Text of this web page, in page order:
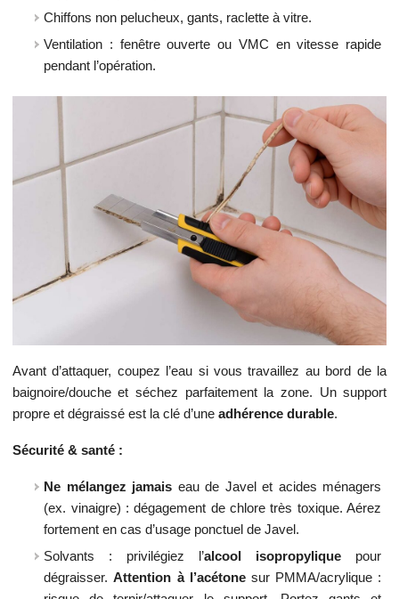
Chiffons non pelucheux, gants, raclette à vitre.
Ventilation : fenêtre ouverte ou VMC en vitesse rapide
pendant l’opération.
Avant d’attaquer, coupez l’eau si vous travaillez au bord de la
baignoire/douche et séchez parfaitement la zone. Un support
propre et dégraissé est la clé d’une adhérence durable.
Sécurité & santé :
Ne mélangez jamais eau de Javel et acides ménagers
(ex. vinaigre) : dégagement de chlore très toxique. Aérez
fortement en cas d’usage ponctuel de Javel.
Solvants : privilégiez l’alcool isopropylique pour
dégraisser.Attention à l’acétonesur PMMA/acrylique :